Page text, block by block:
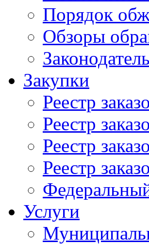
Порядок
Обзоры
Закупки
Реестр
Реестр
Реестр
Реестр
Услуги